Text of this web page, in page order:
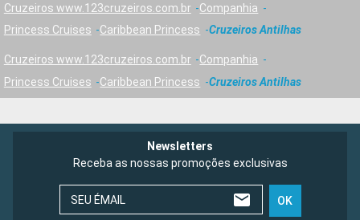
Cruzeiros www.123cruzeiros.com.br
Companhia
Princess Cruises
Caribbean Princess Cruzeiros Antilhas
Cruzeiros www.123cruzeiros.com.br
Companhia
Princess Cruises
Caribbean Princess Cruzeiros Antilhas
Newsletters
Receba as nossas promoções exclusivas
SEU ÉMAIL OK